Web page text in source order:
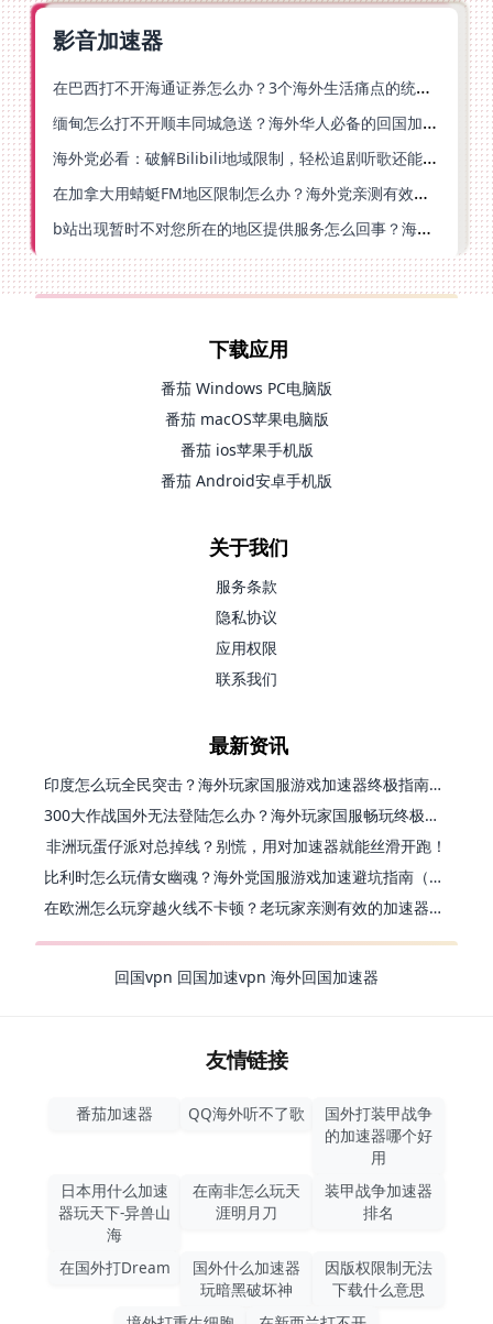
影音加速器
在巴西打不开海通证券怎么办？3个海外生活痛点的统一解决方案
缅甸怎么打不开顺丰同城急送？海外华人必备的回国加速指南（附B站会员游戏解决方案）
海外党必看：破解Bilibili地域限制，轻松追剧听歌还能流畅理财的实用指南
在加拿大用蜻蜓FM地区限制怎么办？海外党亲测有效的回国加速方案
b站出现暂时不对您所在的地区提供服务怎么回事？海外党亲测有效的回国加速方案
下载应用
番茄 Windows PC电脑版
番茄 macOS苹果电脑版
番茄 ios苹果手机版
番茄 Android安卓手机版
关于我们
服务条款
隐私协议
应用权限
联系我们
最新资讯
印度怎么玩全民突击？海外玩家国服游戏加速器终极指南（附原神延迟优化+精灵之境加速器选择）
300大作战国外无法登陆怎么办？海外玩家国服畅玩终极指南（附实测推荐）
非洲玩蛋仔派对总掉线？别慌，用对加速器就能丝滑开跑！
比利时怎么玩倩女幽魂？海外党国服游戏加速避坑指南（附实测推荐）
在欧洲怎么玩穿越火线不卡顿？老玩家亲测有效的加速器选择指南
回国vpn 回国加速vpn 海外回国加速器
友情链接
番茄加速器 QQ海外听不了歌
国外打装甲战争
的加速器哪个好
用
日本用什么加速
器玩天下-异兽山
海
在南非怎么玩天
涯明月刀
装甲战争加速器
排名
在国外打Dream
国外什么加速器
玩暗黑破坏神
因版权限制无法
下载什么意思